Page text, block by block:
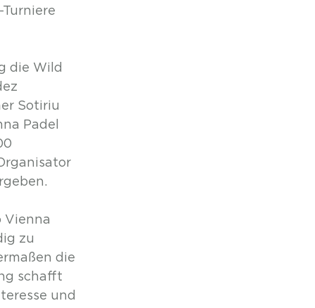
die Wild
Sotiriu
Padel
Vienna
zu
die
schafft
und